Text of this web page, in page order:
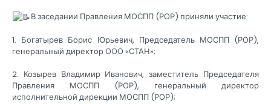
В заседании Правления МОСПП (РОР) приняли участие:
1. Богатырев Борис Юрьевич, Председатель МОСПП (РОР),
генеральный директор ООО «СТАН»;
2. Козырев Владимир Иванович, заместитель Председателя
Правления МОСПП (РОР), генеральный директор
исполнительной дирекции МОСПП (РОР);